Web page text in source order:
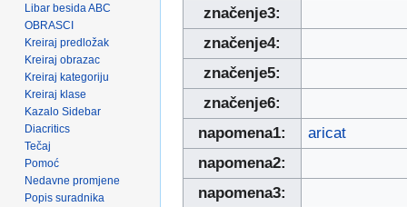
značenje3:
značenje4:
značenje5:
značenje6:
napomena1:
aricat
napomena2:
napomena3:
Libar besida ABC
OBRASCI
Kreiraj predložak
Kreiraj obrazac
Kreiraj kategoriju
Kreiraj klase
Kazalo Sidebar
Diacritics
Tečaj
Pomoć
Nedavne promjene
Popis suradnika